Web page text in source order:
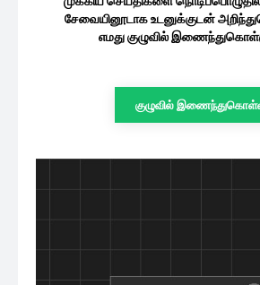
ஆரம்பம்
08/08/2026
செய்தி சேவையினூடாக
குழுவில் இணைந்துகொள்ள